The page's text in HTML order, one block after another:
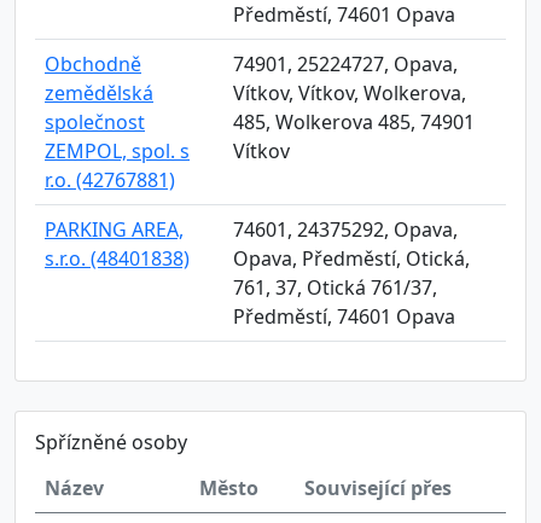
Předměstí, 74601 Opava
Obchodně
zemědělská
společnost
ZEMPOL, spol. s
r.o. (42767881)
74901, 25224727, Opava,
Vítkov, Vítkov, Wolkerova,
485, Wolkerova 485, 74901
Vítkov
PARKING AREA,
s.r.o. (48401838)
74601, 24375292, Opava,
Opava, Předměstí, Otická,
761, 37, Otická 761/37,
Předměstí, 74601 Opava
Spřízněné osoby
Název
Město
Související přes